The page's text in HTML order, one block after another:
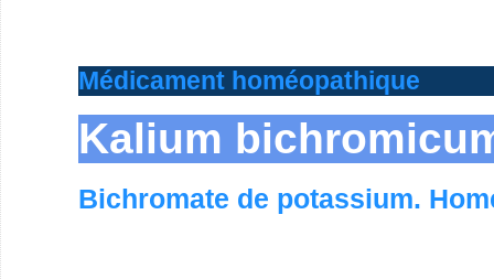
Médicament homéopathique
Kalium
Bichromate de potassium.